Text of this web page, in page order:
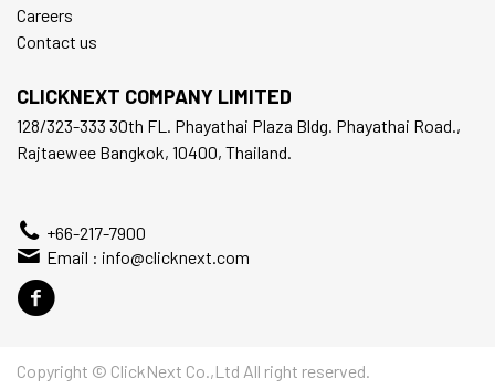
Careers
Contact us
CLICKNEXT COMPANY LIMITED
128/323-333 30th FL. Phayathai Plaza Bldg. Phayathai Road.,
Rajtaewee Bangkok, 10400, Thailand.
+66-217-7900
Email : info@clicknext.com
Copyright © ClickNext Co.,Ltd All right reserved.